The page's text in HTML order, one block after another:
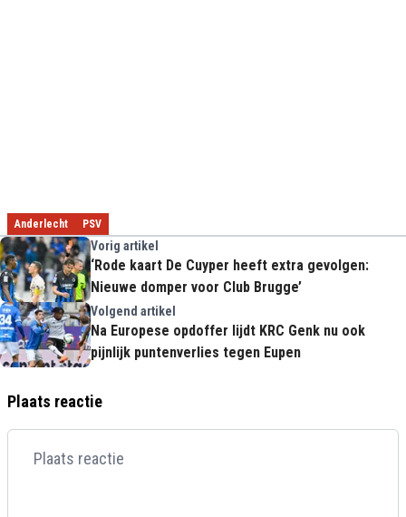
Anderlecht PSV
Vorig artikel
‘Rode kaart De Cuyper heeft extra gevolgen:
Nieuwe domper voor Club Brugge’
Volgend artikel
Na Europese opdoffer lijdt KRC Genk nu ook
pijnlijk puntenverlies tegen Eupen
Plaats reactie